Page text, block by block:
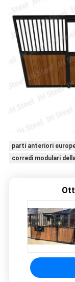
parti anteriori
corredi modulari